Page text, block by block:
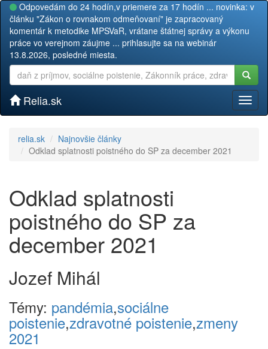
Odpovedám do 24 hodín,v priemere za 17 hodín ... novinka: v
článku "Zákon o rovnakom odmeňovaní" je zapracovaný
komentár k metodike MPSVaR, vrátane štátnej správy a výkonu
práce vo verejnom záujme ... prihlasujte sa na webinár
13.8.2026, posledné miesta.
Relia.sk
relia.sk
Najnovšie články
Odklad splatnosti poistného do SP za december 2021
Odklad splatnosti
poistného do SP za
december 2021
Jozef Mihál
Témy: pandémia,sociálne
poistenie,zdravotné poistenie,zmeny
2021